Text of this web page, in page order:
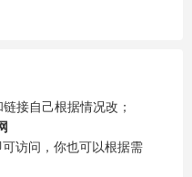
接自己根据情况改；
可访问，你也可以根据需